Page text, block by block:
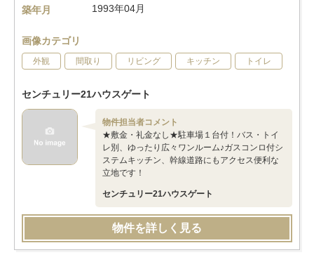
築年月
1993年04月
画像カテゴリ
外観 間取り リビング キッチン トイレ
センチュリー21ハウスゲート
物件担当者コメント
★敷金・礼金なし★駐車場１台付！バス・トイ
レ別、ゆったり広々ワンルーム♪ガスコンロ付シ
ステムキッチン、幹線道路にもアクセス便利な
立地です！
センチュリー21ハウスゲート
物件を詳しく見る